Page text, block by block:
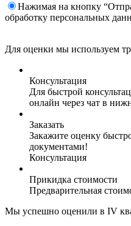
Нажимая на кнопку
обработку персональных
Для оценки мы используем
Консультация
Для быстрой
онлайн через чат в
Заказать
Закажите оценку
документами!
Консультация
Прикидка стоимости
Предварительная
Мы успешно оценили в IV